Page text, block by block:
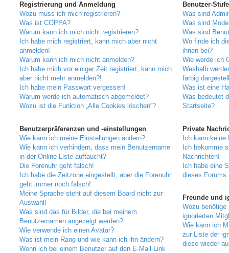
Registrierung und Anmeldung
Wozu muss ich mich registrieren?
Was ist COPPA?
Warum kann ich mich nicht registrieren?
Ich habe mich registriert, kann mich aber nicht
anmelden!
Warum kann ich mich nicht anmelden?
Ich habe mich vor einiger Zeit registriert, kann mich
aber nicht mehr anmelden?!
Ich habe mein Passwort vergessen!
Warum werde ich automatisch abgemeldet?
Wozu ist die Funktion „Alle Cookies löschen“?
Benutzerpräferenzen und -einstellungen
Wie kann ich meine Einstellungen ändern?
Wie kann ich verhindern, dass mein Benutzername
in der Online-Liste auftaucht?
Die Forenuhr geht falsch!
Ich habe die Zeitzone eingestellt, aber die Forenuhr
geht immer noch falsch!
Meine Sprache steht auf diesem Board nicht zur
Auswahl!
Was sind das für Bilder, die bei meinem
Benutzernamen angezeigt werden?
Wie verwende ich einen Avatar?
Was ist mein Rang und wie kann ich ihn ändern?
Wenn ich bei einem Benutzer auf den E-Mail-Link
Benutzer-
Was sind
Was sind
Was sind
Wo finde ich
ihnen bei?
Wie werde ich
Weshalb
farbig
Was ist eine
Was bedeutet
Startseite?
Private
Ich kann keine
Ich bekomme
Nachrichten!
Ich habe eine
dieses Forums
Freunde und
Wozu benötige
ignorierten
Wie kann ich
zur Liste der
diese wieder